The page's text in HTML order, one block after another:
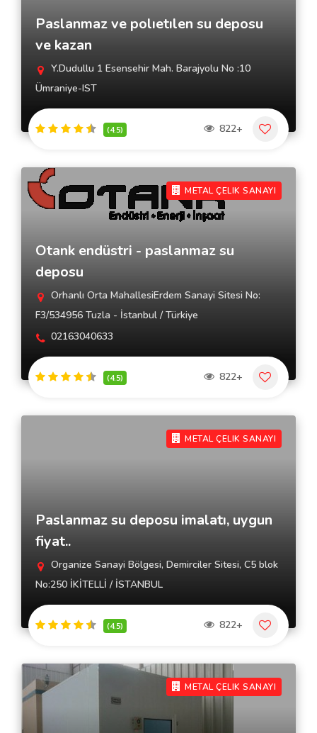
Paslanmaz ve polıetılen su deposu
ve kazan
Y.Dudullu 1 Esensehir Mah. Barajyolu No :10
Ümraniye-IST
(4.5) 822+
METAL ÇELIK SANAYI
Otank endüstri - paslanmaz su
deposu
Orhanlı Orta MahallesiErdem Sanayi Sitesi No:
F3/534956 Tuzla - İstanbul / Türkiye
02163040633
(4.5) 822+
METAL ÇELIK SANAYI
Paslanmaz su deposu imalatı, uygun
fiyat..
Organize Sanayi Bölgesi, Demirciler Sitesi, C5 blok
No:250 İKİTELLİ / İSTANBUL
(4.5) 822+
METAL ÇELIK SANAYI